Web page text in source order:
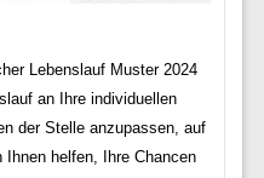
Lebenslauf Muster 2024
an Ihre individuellen
der Stelle anzupassen, auf
helfen, Ihre Chancen